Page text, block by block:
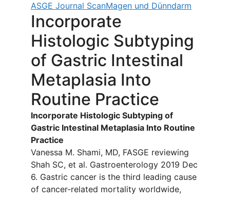
ASGE Journal ScanMagen und Dünndarm
Incorporate
Histologic Subtyping
of Gastric Intestinal
Metaplasia Into
Routine Practice
Incorporate Histologic Subtyping of
Gastric Intestinal Metaplasia Into Routine
Practice
Vanessa M. Shami, MD, FASGE reviewing
Shah SC, et al. Gastroenterology 2019 Dec
6. Gastric cancer is the third leading cause
of cancer-related mortality worldwide,